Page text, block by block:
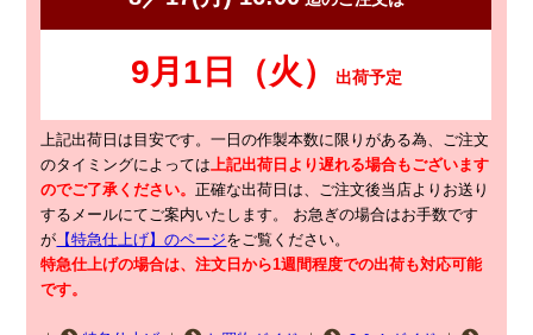
上記出荷日は目安です。一日の作製本数に限りがある為、ご注文
のタイミングによっては上記出荷日より遅れる場合もございます
のでご了承ください。正確な出荷日は、ご注文後当店よりお送り
するメールにてご案内いたします。 お急ぎの場合はお手数です
が 【特急仕上げ】のページをご覧ください。
特急仕上げの場合は、注文日から1週間程度での出荷も対応可能
です。